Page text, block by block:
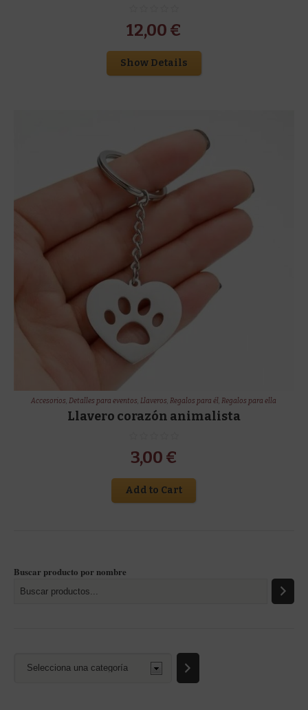
12,00 €
Show Details
Accesorios,Detalles para eventos,Llaveros,Regalos para él,Regalos para ella
Llavero corazón animalista
3,00 €
Add to Cart
Buscar producto por nombre